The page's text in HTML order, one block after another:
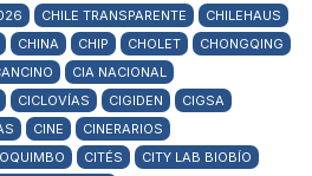
CHILE TRANSPARENTE
CHILEHAUS
CHINA CHIP CHOLET
CHONGQING
CIA NACIONAL
CICLOVÍAS CIGIDEN
CIGSA
CINE
CINERARIOS
CITÉS
CITY LAB BIOBÍO